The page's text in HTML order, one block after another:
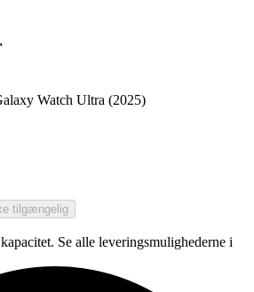
Watch Ultra (2025)
tilgængelig
Se alle leveringsmulighederne i